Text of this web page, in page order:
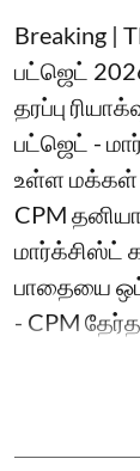
Breaking |
பட்ஜெட் 2026
தரப்பு
பட்ஜெட் -
உள்ள மக்கள்
CPM
மார்க்சிஸ்ட்
பாதையை
- CPM